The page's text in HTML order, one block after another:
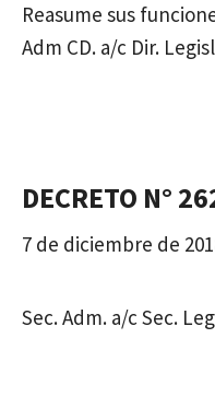
Reasume sus
Adm CD. a/c Dir.
DECRETO N°
7 de diciembre de
Sec. Adm. a/c Sec.